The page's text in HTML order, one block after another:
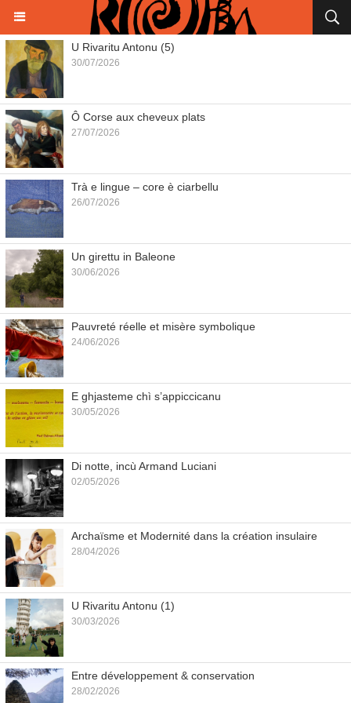
U Rivaritu Antonu (5)
30/07/2026
Ô Corse aux cheveux plats
27/07/2026
Trà e lingue – core è ciarbellu
26/07/2026
Un girettu in Baleone
30/06/2026
Pauvreté réelle et misère symbolique
24/06/2026
E ghjasteme chì s’appiccicanu
30/05/2026
Di notte, incù Armand Luciani
02/05/2026
Archaïsme et Modernité dans la création insulaire
28/04/2026
U Rivaritu Antonu (1)
30/03/2026
Entre développement & conservation
28/02/2026